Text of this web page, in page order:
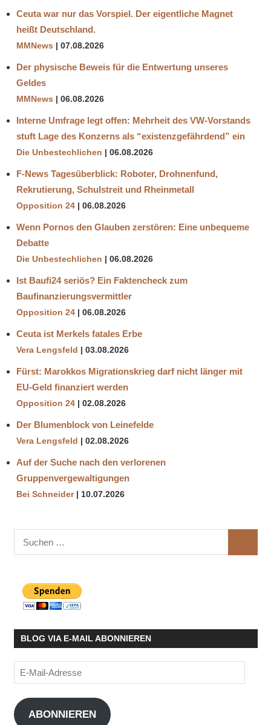
Ceuta war nur das Vorspiel. Der eigentliche Magnet
heißt Deutschland.
MMNews 07.08.2026
Der physische Beweis für die Entwertung unseres
Geldes
MMNews 06.08.2026
Interne Umfrage legt offen: Mehrheit des VW-Vorstands
stuft Lage des Konzerns als “existenzgefährdend” ein
Die Unbestechlichen 06.08.2026
F-News Tagesüberblick: Roboter, Drohnenfund,
Rekrutierung, Schulstreit und Rheinmetall
Opposition 24 06.08.2026
Wenn Pornos den Glauben zerstören: Eine unbequeme
Debatte
Die Unbestechlichen 06.08.2026
Ist Baufi24 seriös? Ein Faktencheck zum
Baufinanzierungsvermittler
Opposition 24 06.08.2026
Ceuta ist Merkels fatales Erbe
Vera Lengsfeld 03.08.2026
Fürst: Marokkos Migrationskrieg darf nicht länger mit
EU-Geld finanziert werden
Opposition 24 02.08.2026
Der Blumenblock von Leinefelde
Vera Lengsfeld 02.08.2026
Auf der Suche nach den verlorenen
Gruppenvergewaltigungen
Bei Schneider 10.07.2026
Suchen
nach:
BLOG VIA E-MAIL ABONNIEREN
E-
Mail-
Adresse
ABONNIEREN